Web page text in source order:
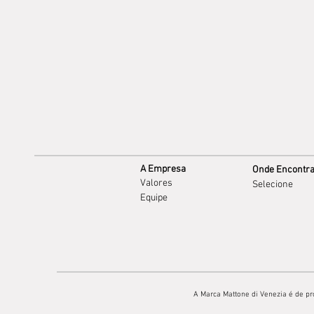
A Empresa
Valores
Onde
Selecione
Equipe
A Marca Mattone di Venezia é de